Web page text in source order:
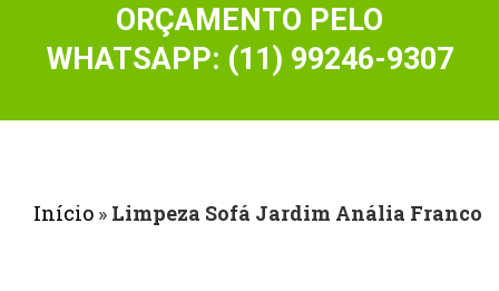
ORÇAMENTO PELO
WHATSAPP: (11) 99246-9307
Início » Limpeza Sofá Jardim Anália Franco